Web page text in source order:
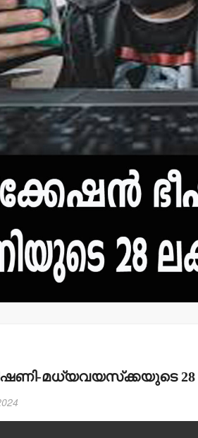
മധ്യവയസ്‌ക്കയുടെ 28